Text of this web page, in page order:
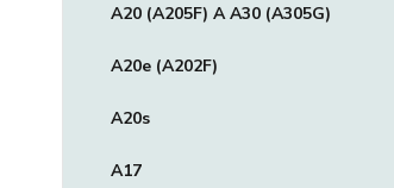
A20 (A205F) A A30 (A305G)
A20e (A202F)
A20s
A17